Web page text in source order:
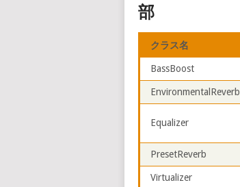
部
クラス名
BassBoost
EnvironmentalReverb
Equalizer
PresetReverb
Virtualizer